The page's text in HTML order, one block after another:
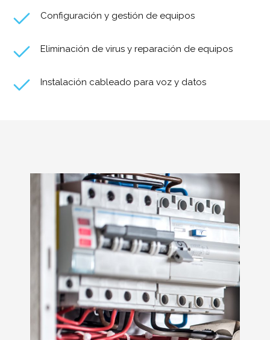
Configuración y gestión de equipos
Eliminación de virus y reparación de equipos
Instalación cableado para voz y datos